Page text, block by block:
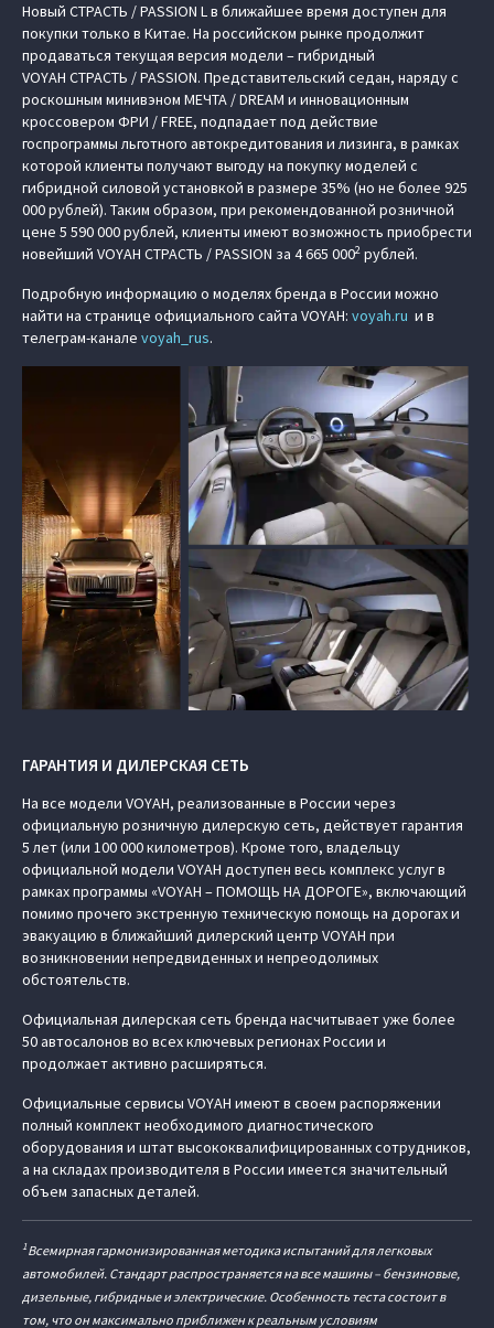
Новый СТРАСТЬ / PASSION L в ближайшее время доступен для
покупки только в Китае. На российском рынке продолжит
продаваться текущая версия модели – гибридный
VOYAH СТРАСТЬ / PASSION. Представительский седан, наряду с
роскошным минивэном МЕЧТА / DREAM и инновационным
кроссовером ФРИ / FREE, подпадает под действие
госпрограммы льготного автокредитования и лизинга, в рамках
которой клиенты получают выгоду на покупку моделей с
гибридной силовой установкой в размере 35% (но не более 925
000 рублей). Таким образом, при рекомендованной розничной
цене 5 590 000 рублей, клиенты имеют возможность приобрести
новейший VOYAH СТРАСТЬ / PASSION за 4 665 0002 рублей.
Подробную информацию о моделях бренда в России можно
найти на странице официального сайта VOYAH: voyah.ru и в
телеграм-канале voyah_rus.
ГАРАНТИЯ И ДИЛЕРСКАЯ СЕТЬ
На все модели VOYAH, реализованные в России через
официальную розничную дилерскую сеть, действует гарантия
5 лет (или 100 000 километров). Кроме того, владельцу
официальной модели VOYAH доступен весь комплекс услуг в
рамках программы «VOYAH – ПОМОЩЬ НА ДОРОГЕ», включающий
помимо прочего экстренную техническую помощь на дорогах и
эвакуацию в ближайший дилерский центр VOYAH при
возникновении непредвиденных и непреодолимых
обстоятельств.
Официальная дилерская сеть бренда насчитывает уже более
50 автосалонов во всех ключевых регионах России и
продолжает активно расширяться.
Официальные сервисы VOYAH имеют в своем распоряжении
полный комплект необходимого диагностического
оборудования и штат высококвалифицированных сотрудников,
а на складах производителя в России имеется значительный
объем запасных деталей.
1Всемирная гармонизированная методика испытаний для легковых
автомобилей. Стандарт распространяется на все машины – бензиновые,
дизельные, гибридные и электрические. Особенность теста состоит в
том, что он максимально приближен к реальным условиям